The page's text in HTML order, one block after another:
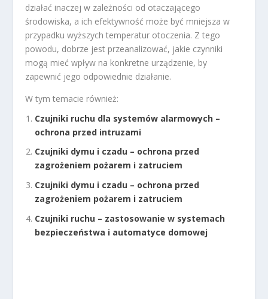
działać inaczej w zależności od otaczającego
środowiska, a ich efektywność może być mniejsza w
przypadku wyższych temperatur otoczenia. Z tego
powodu, dobrze jest przeanalizować, jakie czynniki
mogą mieć wpływ na konkretne urządzenie, by
zapewnić jego odpowiednie działanie.
W tym temacie również:
Czujniki ruchu dla systemów alarmowych –
ochrona przed intruzami
Czujniki dymu i czadu – ochrona przed
zagrożeniem pożarem i zatruciem
Czujniki dymu i czadu – ochrona przed
zagrożeniem pożarem i zatruciem
Czujniki ruchu – zastosowanie w systemach
bezpieczeństwa i automatyce domowej